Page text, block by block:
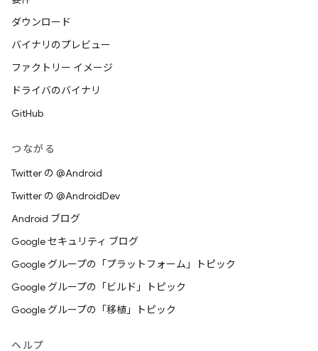
ダウンロード
バイナリのプレビュー
ファクトリー イメージ
ドライバのバイナリ
GitHub
つながる
Twitter の @Android
Twitter の @AndroidDev
Android ブログ
Google セキュリティ ブログ
Google グループの「プラットフォーム」トピック
Google グループの「ビルド」トピック
Google グループの「移植」トピック
ヘルプ